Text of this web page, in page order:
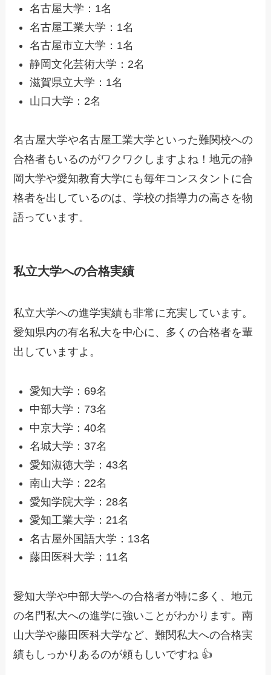
名古屋大学：1名
名古屋工業大学：1名
名古屋市立大学：1名
静岡文化芸術大学：2名
滋賀県立大学：1名
山口大学：2名
名古屋大学や名古屋工業大学といった難関校への
合格者もいるのがワクワクしますよね！地元の静
岡大学や愛知教育大学にも毎年コンスタントに合
格者を出しているのは、学校の指導力の高さを物
語っています。
私立大学への合格実績
私立大学への進学実績も非常に充実しています。
愛知県内の有名私大を中心に、多くの合格者を輩
出していますよ。
愛知大学：69名
中部大学：73名
中京大学：40名
名城大学：37名
愛知淑徳大学：43名
南山大学：22名
愛知学院大学：28名
愛知工業大学：21名
名古屋外国語大学：13名
藤田医科大学：11名
愛知大学や中部大学への合格者が特に多く、地元
の名門私大への進学に強いことがわかります。南
山大学や藤田医科大学など、難関私大への合格実
績もしっかりあるのが頼もしいですね 👍